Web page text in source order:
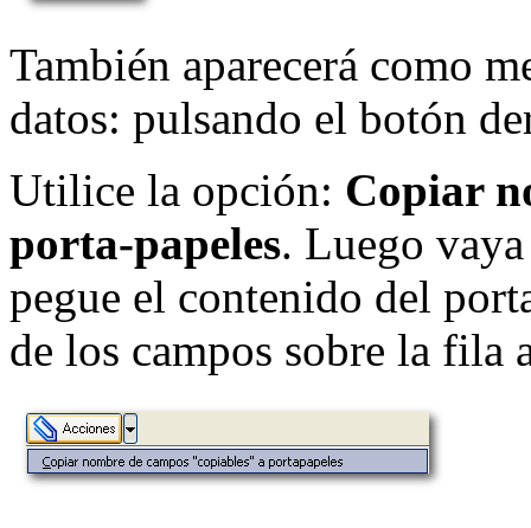
También aparecerá como
datos: pulsando el botón
Utilice la opción: Copiar
porta-papeles. Luego
pegue el contenido del
de los campos sobre la fila